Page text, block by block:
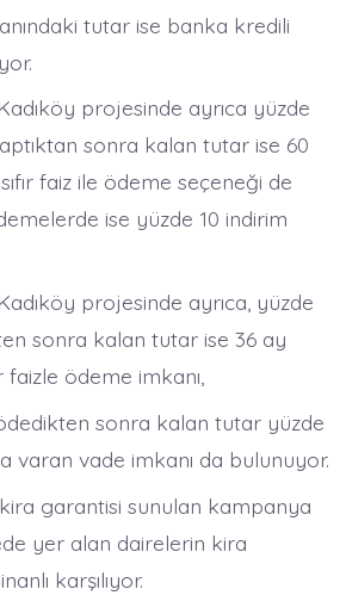
tutar ise banka kredili
projesinde ayrıca yüzde
sonra kalan tutar ise 60
faiz ile ödeme seçeneği de
ise yüzde 10 indirim
projesinde ayrıca, yüzde
sonra kalan tutar ise 36 ay
faizle ödeme imkanı,
sonra kalan tutar yüzde
varan vade imkanı da bulunuyor.
garantisi sunulan kampanya
yer alan dairelerin kira
karşılıyor.